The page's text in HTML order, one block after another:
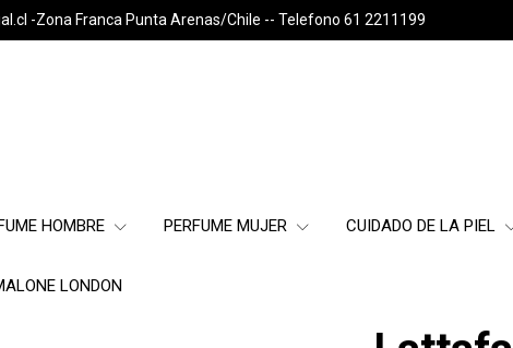
-Zona Franca Punta Arenas/Chile -- Telefono 61 2211199
HOMBRE PERFUME MUJER CUIDADO DE LA PIEL
LONDON